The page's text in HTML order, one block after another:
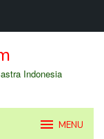
Indonesia
MENU